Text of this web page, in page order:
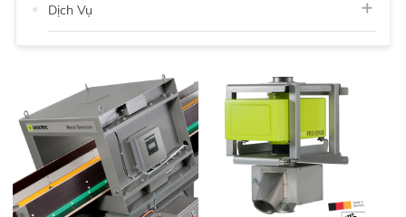
Dịch Vụ